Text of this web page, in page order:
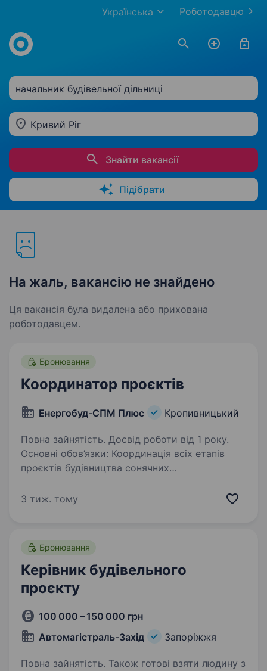
Роботодавцю
Українська
начальник будівельної дільниці
Кривий Ріг
Знайти вакансії
Підібрати
На жаль, вакансію не знайдено
Ця вакансія була видалена або прихована
роботодавцем.
Бронювання
Координатор проєктів
Енергобуд-СПМ Плюс Кропивницький
Повна зайнятість. Досвід роботи від 1 року.
Основні обов’язки: Координація всіх етапів
проєктів будівництва сонячних
до завершення. Моніторинг виконання графіків
3 тиж. тому
Бронювання
Керівник будівельного
проєкту
100 000 – 150 000 грн
Автомагістраль-Захід
Запоріжжя
Повна зайнятість. Також готові взяти людину з